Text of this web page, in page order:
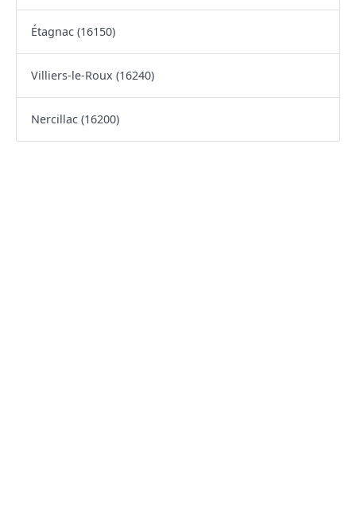
Étagnac (16150)
Villiers-le-Roux (16240)
Nercillac (16200)